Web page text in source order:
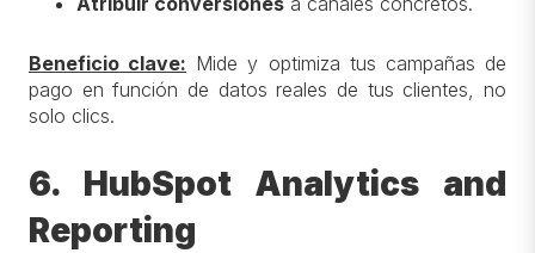
Beneficio clave: Mide y optimiza tus campañas de
pago en función de datos reales de tus clientes, no
solo clics.
6. HubSpot Analytics and
Reporting